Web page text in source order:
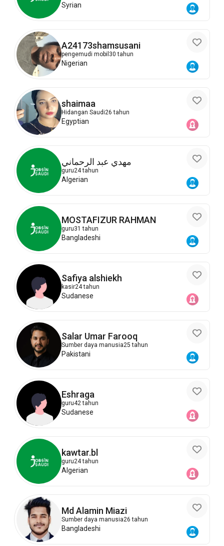
Syrian
A24173shamsusani
pengemudi mobil 30 tahun
Nigerian
shaimaa
Hidangan Saudi26 tahun
Egyptian
مهدي عبد الرحماني
guru24 tahun
Algerian
MOSTAFIZUR RAHMAN
guru31 tahun
Bangladeshi
Safiya alshiekh
kasir24 tahun
Sudanese
Salar Umar Farooq
Sumber daya manusia25 tahun
Pakistani
Eshraga
guru42 tahun
Sudanese
kawtar.bl
guru24 tahun
Algerian
Md Alamin Miazi
Sumber daya manusia26 tahun
Bangladeshi